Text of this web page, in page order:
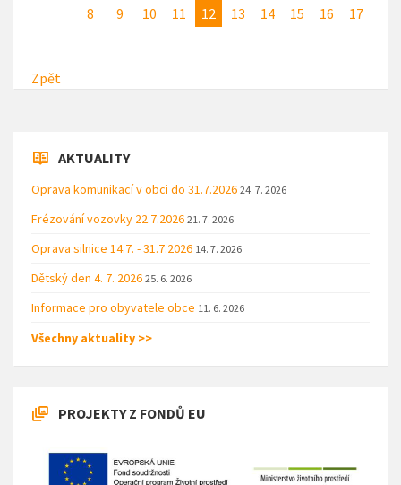
8
9 10 11 12 13 14 15 16 17
Zpět
AKTUALITY
Oprava komunikací v obci do 31.7.2026 24. 7. 2026
Frézování vozovky 22.7.2026 21. 7. 2026
Oprava silnice 14.7. - 31.7.2026 14. 7. 2026
Dětský den 4. 7. 2026 25. 6. 2026
Informace pro obyvatele obce 11. 6. 2026
Všechny aktuality >>
PROJEKTY Z FONDŮ EU